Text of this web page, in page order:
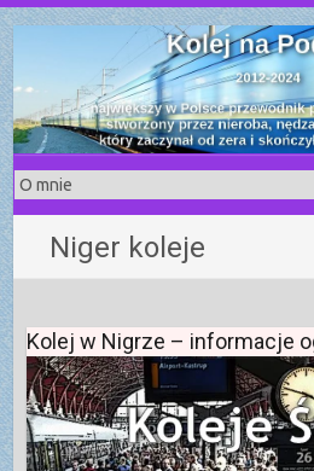
S
k
i
p
t
o
c
o
n
t
e
n
t
Niger koleje
Kolej w Nigrze – informacje